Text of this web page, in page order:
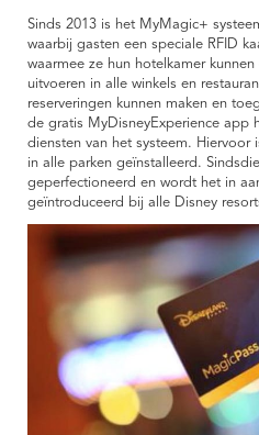
Sinds 2013 is het MyMagic+
waarbij gasten een speciale RFID
waarmee ze hun hotelkamer
uitvoeren in alle winkels en
reserveringen kunnen maken en
de gratis MyDisneyExperience
diensten van het systeem. Hiervoor
in alle parken geïnstalleerd.
geperfectioneerd en wordt het in
geïntroduceerd bij alle Disney